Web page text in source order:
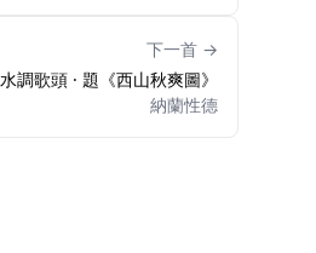
下一首 →
水調歌頭 · 題《西山秋爽圖》
納蘭性德